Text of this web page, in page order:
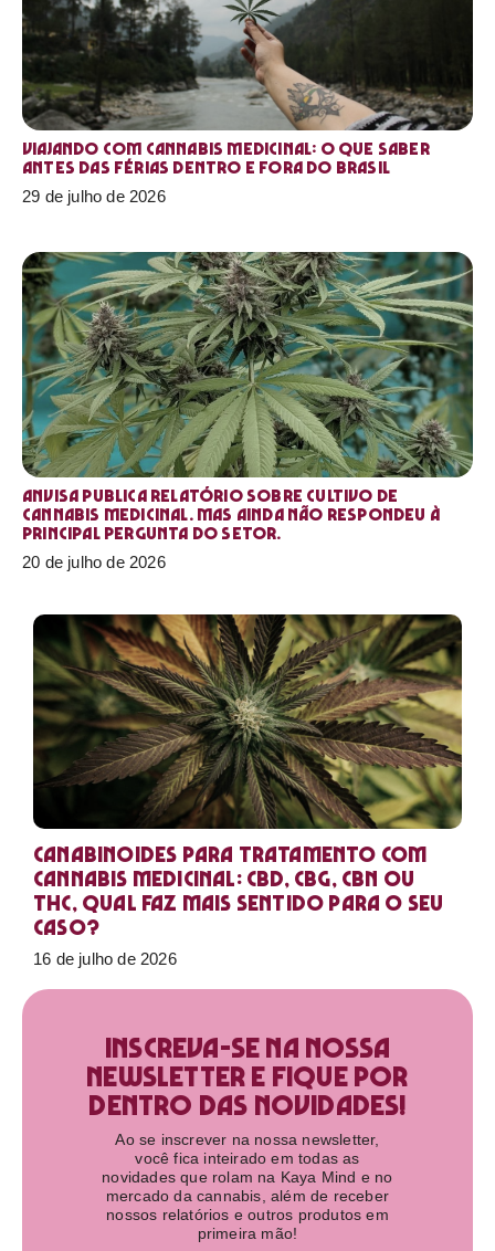
Viajando com cannabis medicinal: o que saber
antes das férias dentro e fora do Brasil
29 de julho de 2026
Anvisa publica relatório sobre cultivo de
Cannabis medicinal. Mas ainda não respondeu à
principal pergunta do setor.
20 de julho de 2026
Canabinoides para tratamento com
cannabis medicinal: CBD, CBG, CBN ou
THC, qual faz mais sentido para o seu
caso?
16 de julho de 2026
Inscreva-se na nossa
newsletter e fique por
dentro das novidades!​
Ao se inscrever na nossa newsletter,
você fica inteirado em todas as
novidades que rolam na Kaya Mind e no
mercado da cannabis, além de receber
nossos relatórios e outros produtos em
primeira mão!